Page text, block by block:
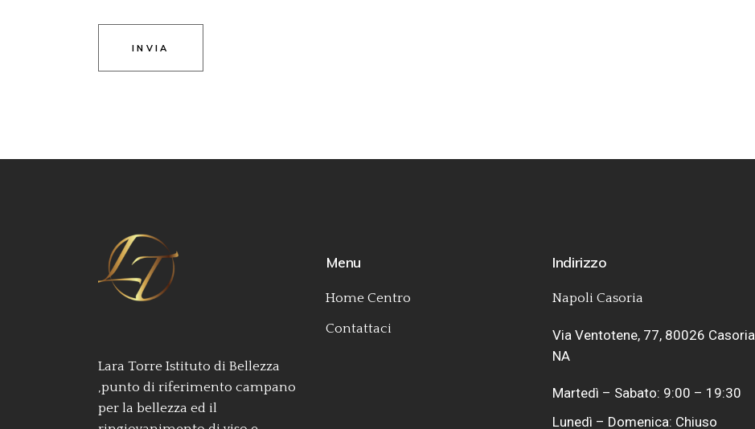
INVIA
Lara Torre Istituto di Bellezza
,punto di riferimento campano
per la bellezza ed il
Menu
Home Centro
Contattaci
Indirizzo
Napoli Casoria
Via Ventotene, 77, 80026 Casoria
NA
Martedì – Sabato: 9:00 – 19:30
Lunedì – Domenica: Chiuso